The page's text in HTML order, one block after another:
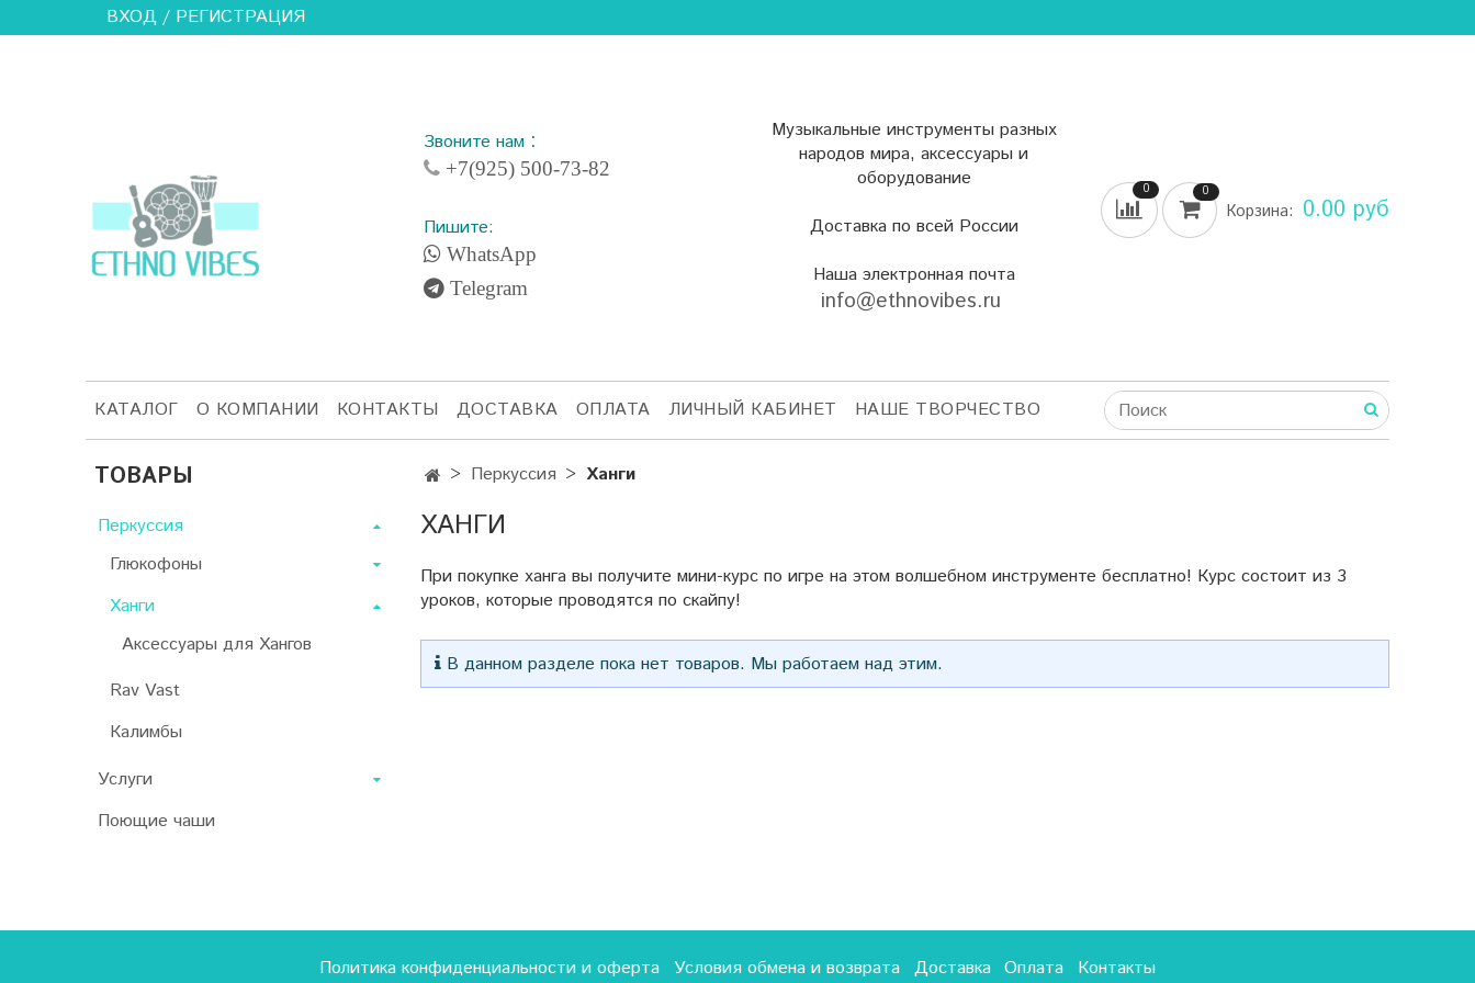
ВХОД / РЕГИСТРАЦИЯ
Звоните нам :
+7(925) 500-73-82
Пишите:
WhatsApp
Telegram
Музыкальные инструменты разных
народов мира, аксессуары и
оборудование
Доставка по всей России
Наша электронная почта
info@ethnovibes.ru
0 0
Корзина: 0.00 руб
КАТАЛОГ О КОМПАНИИ КОНТАКТЫ ДОСТАВКА ОПЛАТА ЛИЧНЫЙ КАБИНЕТ НАШЕ ТВОРЧЕСТВО
Перкуссия Ханги
ХАНГИ
При покупке ханга вы получите мини-курс по игре на этом волшебном инструменте бесплатно! Курс состоит из 3
уроков, которые проводятся по скайпу!
В данном разделе пока нет товаров. Мы работаем над этим.
ТОВАРЫ
Перкуссия
Глюкофоны
Ханги
Аксессуары для Хангов
Rav Vast
Калимбы
Услуги
Поющие чаши
Политика конфиденциальности и оферта Условия обмена и возврата Доставка Оплата Контакты